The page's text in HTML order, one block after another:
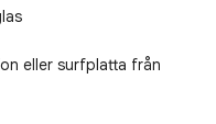
eller surfplatta från